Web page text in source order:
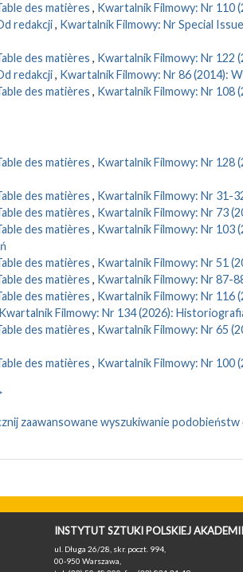
des matières , Kwartalnik Filmowy: Nr 110
redakcji, Kwartalnik Filmowy: Nr Special
des matières , Kwartalnik Filmowy: Nr 122
redakcji, Kwartalnik Filmowy: Nr 86 (2014):
des matières , Kwartalnik Filmowy: Nr 108
des matières , Kwartalnik Filmowy: Nr 128
des matières , Kwartalnik Filmowy: Nr 31-
des matières , Kwartalnik Filmowy: Nr 73
des matières , Kwartalnik Filmowy: Nr 103
des matières , Kwartalnik Filmowy: Nr 51
des matières , Kwartalnik Filmowy: Nr 87-
des matières , Kwartalnik Filmowy: Nr 116
Kwartalnik Filmowy: Nr 134 (2026):
des matières , Kwartalnik Filmowy: Nr 65
des matières , Kwartalnik Filmowy: Nr 100
zaawansowane wyszukiwanie podobieństw
INSTYTUT SZTUKI POLSKIEJ
ul. Długa 26/28, skr. poczt. 994,
00-950 Warszawa,